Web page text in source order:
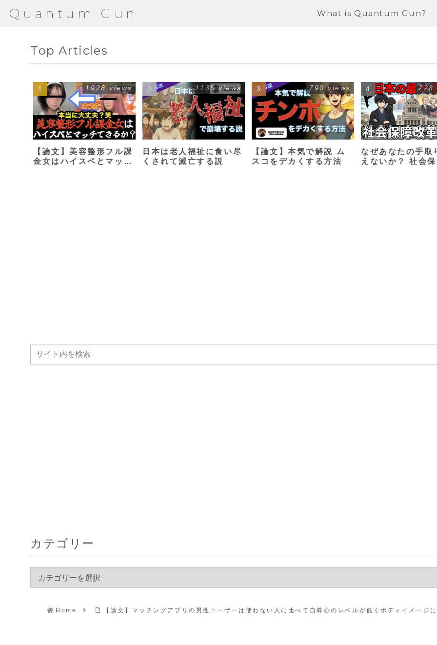
Quantum Gun What is Quantum Gun?
Top Articles
【論文】美容整形フル課
金女はハイスペとマッチ
1928 views
日本は老人福祉に食い尽
くされて滅亡する説
1136 views
【論文】本気で解説 ム
スコをデカくする方法
790 views
なぜあなたの手取
えないか？ 社会保
728
カテゴリー
Home 【論文】マッチングアプリの男性ユーザーは使わない人に比べて自尊心のレベルが低くボディイメージ